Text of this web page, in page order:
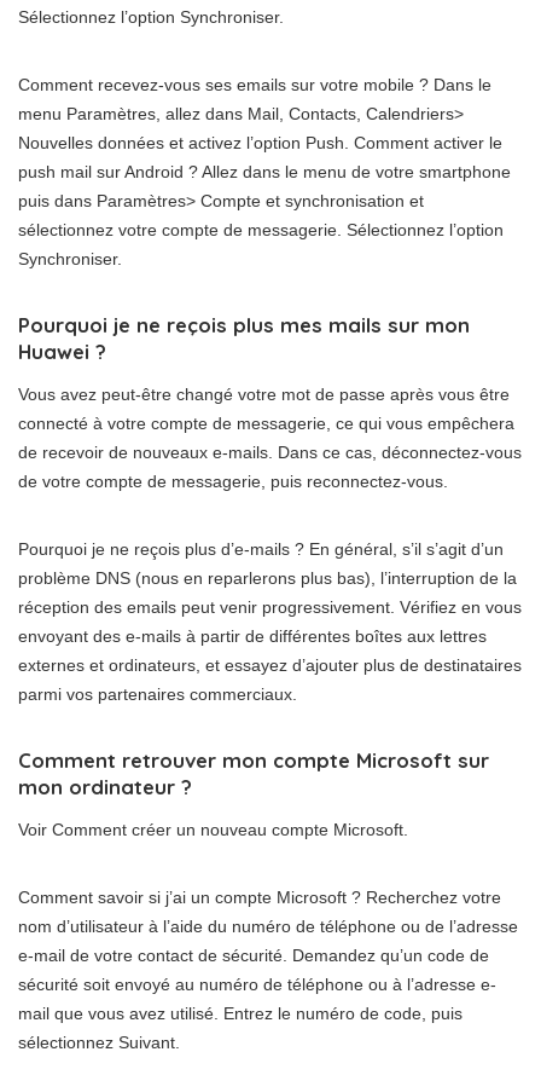
Sélectionnez l’option Synchroniser.
Comment recevez-vous ses emails sur votre mobile ? Dans le
menu Paramètres, allez dans Mail, Contacts, Calendriers>
Nouvelles données et activez l’option Push. Comment activer le
push mail sur Android ? Allez dans le menu de votre smartphone
puis dans Paramètres> Compte et synchronisation et
sélectionnez votre compte de messagerie. Sélectionnez l’option
Synchroniser.
Pourquoi je ne reçois plus mes mails sur mon
Huawei ?
Vous avez peut-être changé votre mot de passe après vous être
connecté à votre compte de messagerie, ce qui vous empêchera
de recevoir de nouveaux e-mails. Dans ce cas, déconnectez-vous
de votre compte de messagerie, puis reconnectez-vous.
Pourquoi je ne reçois plus d’e-mails ? En général, s’il s’agit d’un
problème DNS (nous en reparlerons plus bas), l’interruption de la
réception des emails peut venir progressivement. Vérifiez en vous
envoyant des e-mails à partir de différentes boîtes aux lettres
externes et ordinateurs, et essayez d’ajouter plus de destinataires
parmi vos partenaires commerciaux.
Comment retrouver mon compte Microsoft sur
mon ordinateur ?
Voir Comment créer un nouveau compte Microsoft.
Comment savoir si j’ai un compte Microsoft ? Recherchez votre
nom d’utilisateur à l’aide du numéro de téléphone ou de l’adresse
e-mail de votre contact de sécurité. Demandez qu’un code de
sécurité soit envoyé au numéro de téléphone ou à l’adresse e-
mail que vous avez utilisé. Entrez le numéro de code, puis
sélectionnez Suivant.